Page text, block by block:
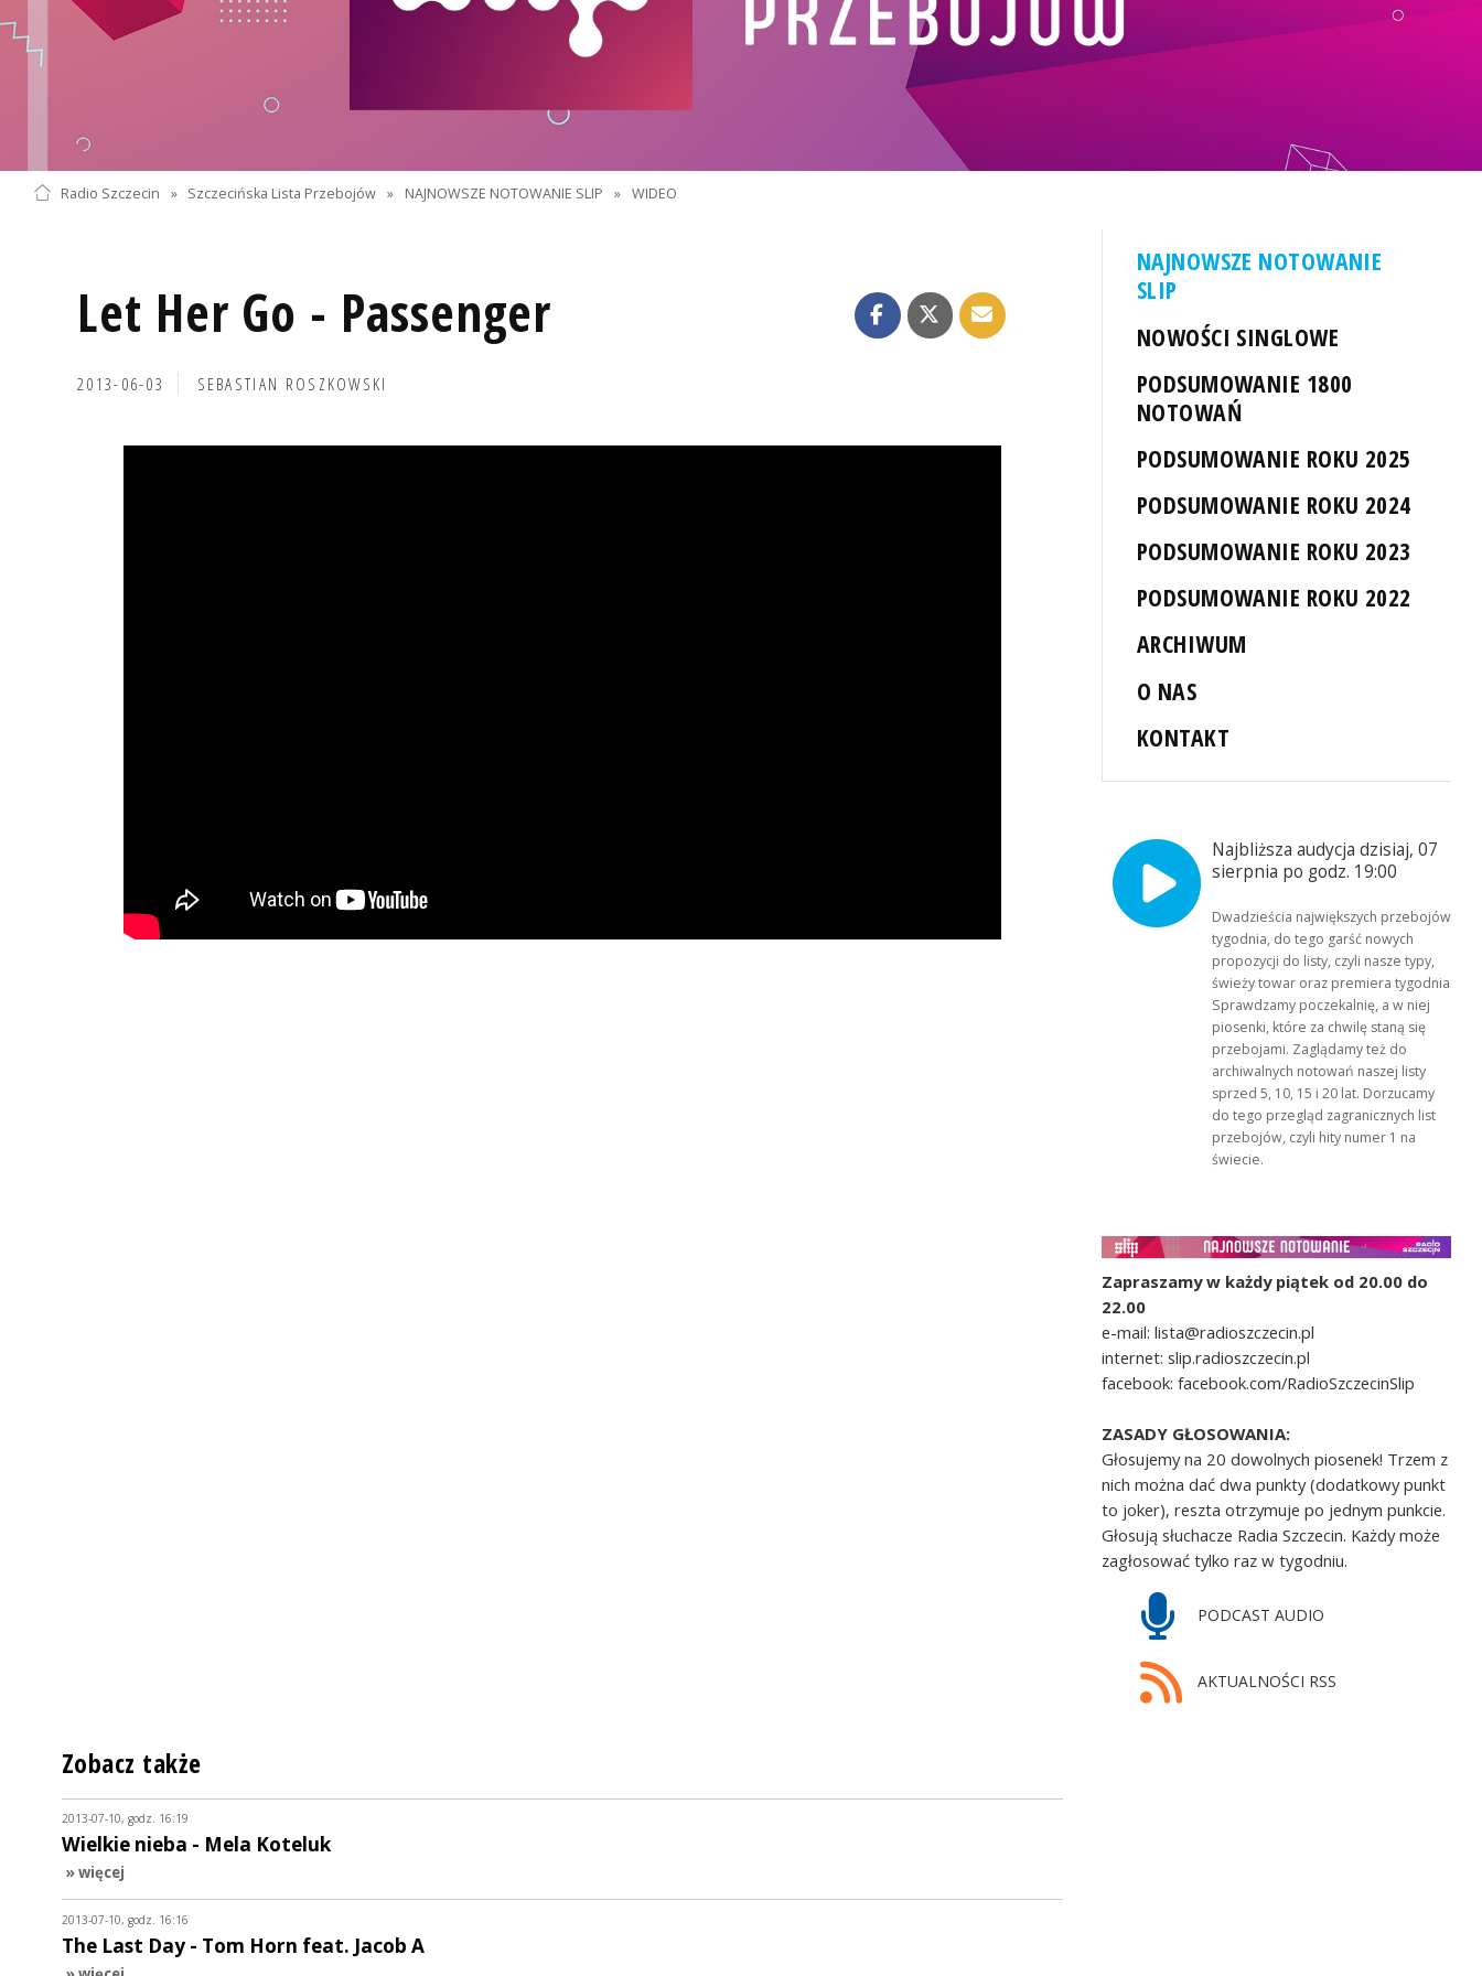
Radio Szczecin » Szczecińska Lista Przebojów » NAJNOWSZE NOTOWANIE SLIP » WIDEO
Let Her Go - Passenger
2013-06-03 SEBASTIAN ROSZKOWSKI
NAJNOWSZE NOTOWANIE
SLIP
NOWOŚCI SINGLOWE
PODSUMOWANIE 1800
NOTOWAŃ
PODSUMOWANIE ROKU 2025
PODSUMOWANIE ROKU 2024
PODSUMOWANIE ROKU 2023
PODSUMOWANIE ROKU 2022
ARCHIWUM
O NAS
KONTAKT
Najbliższa audycja dzisiaj, 07
sierpnia po godz. 19:00
Dwadzieścia największych przebojów
tygodnia, do tego garść nowych
propozycji do listy, czyli nasze typy,
świeży towar oraz premiera tygodnia!
Sprawdzamy poczekalnię, a w niej
piosenki, które za chwilę staną się
przebojami. Zaglądamy też do
archiwalnych notowań naszej listy
sprzed 5, 10, 15 i 20 lat. Dorzucamy
do tego przegląd zagranicznych list
przebojów, czyli hity numer 1 na
świecie.
Zapraszamy w każdy piątek od 20.00 do
22.00
e-mail: lista@radioszczecin.pl
internet: slip.radioszczecin.pl
facebook: facebook.com/RadioSzczecinSlip
ZASADY GŁOSOWANIA:
Głosujemy na 20 dowolnych piosenek! Trzem z
nich można dać dwa punkty (dodatkowy punkt
to joker), reszta otrzymuje po jednym punkcie.
Głosują słuchacze Radia Szczecin. Każdy może
zagłosować tylko raz w tygodniu.
PODCAST AUDIO
AKTUALNOŚCI RSS
Zobacz także
2013-07-10, godz. 16:19
Wielkie nieba - Mela Koteluk
» więcej
2013-07-10, godz. 16:16
The Last Day - Tom Horn feat. Jacob A